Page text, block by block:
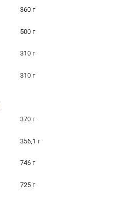
360 г
500 г
310 г
310 г
370 г
356,1 г
746 г
725 г